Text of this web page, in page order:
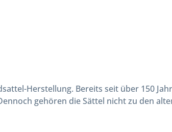
Herstellung. Bereits seit über 150
gehören die Sättel nicht zu den